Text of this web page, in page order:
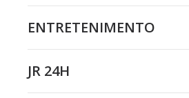
ENTRETENIMENTO
JR 24H